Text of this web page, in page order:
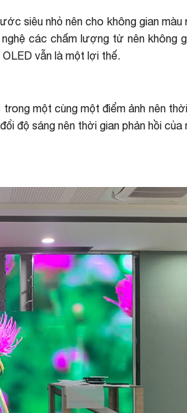
siêu nhỏ nên cho không gian màu
các chấm lượng tử nên không
vẫn là một lợi thế.
một cùng một điểm ảnh nên
độ sáng nên thời gian phản hồi của